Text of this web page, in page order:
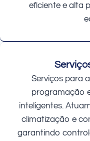
eficiente e alta
Serviços para
programação
inteligentes.
climatização e
garantindo